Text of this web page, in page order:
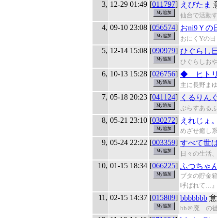
3, 12-29 01:49 [011797] えびたま
仙台で活動
4, 09-10 23:08 [056574] おni9Ｙの
おにくYの
5, 12-14 15:08 [090979] ひぐらし
ひぐらしお
6, 10-13 15:28 [026756] ◆ ヒト
主に長野ま
7, 05-18 20:23 [041124] くるりん
ぷらすある
8, 05-21 23:10 [030272] えれじょ
めざせ癒し
9, 05-24 22:22 [003359] すべて世
日々の生活
10, 01-15 18:34 [066225] ふつちゃ
ブタの貯金
呼ばれて…
11, 02-15 14:37 [015809] bbbbbbb
bb＠廃 の